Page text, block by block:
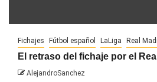
Fichajes Fútbol español LaLiga Real
El retraso del fichaje por el
AlejandroSanchez